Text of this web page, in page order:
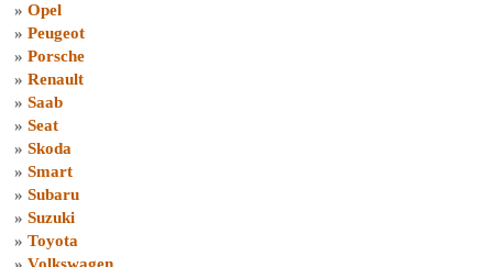
» Opel
» Peugeot
» Porsche
» Renault
» Saab
» Seat
» Skoda
» Smart
» Subaru
» Suzuki
» Toyota